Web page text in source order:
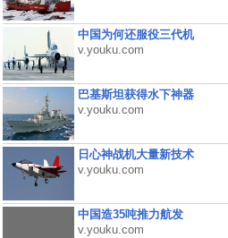
中国为何还服役三代机
v.youku.com
巴基斯坦获得水下神器
v.youku.com
日心神战机大量新技术
v.youku.com
中国造35吨推力航发
v.youku.com